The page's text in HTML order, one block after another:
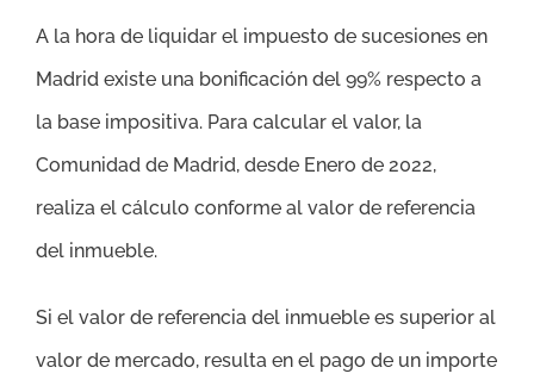
A la hora de liquidar el impuesto de sucesiones en
Madrid existe una bonificación del 99% respecto a
la base impositiva. Para calcular el valor, la
Comunidad de Madrid, desde Enero de 2022,
realiza el cálculo conforme al valor de referencia
del inmueble.
Si el valor de referencia del inmueble es superior al
valor de mercado, resulta en el pago de un importe